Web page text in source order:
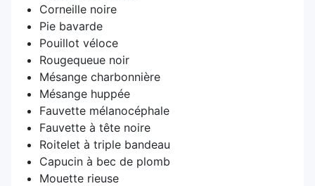
Corneille noire
Pie bavarde
Pouillot véloce
Rougequeue noir
Mésange charbonnière
Mésange huppée
Fauvette mélanocéphale
Fauvette à tête noire
Roitelet à triple bandeau
Capucin à bec de plomb
Mouette rieuse